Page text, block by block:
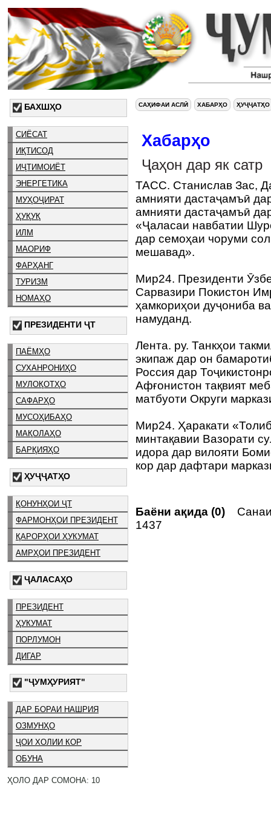
БАХШҲО
СИЁСАТ
ИҚТИСОД
ИҶТИМОИЁТ
ЭНЕРГЕТИКА
МУҲОҶИРАТ
ҲУҚУҚ
ИЛМ
МАОРИФ
ФАРҲАНГ
ТУРИЗМ
НОМАҲО
ПРЕЗИДЕНТИ ҶТ
ПАЁМҲО
СУХАНРОНИҲО
МУЛОҚОТҲО
САФАРҲО
МУСОҲИБАҲО
МАҚОЛАҲО
БАРҚИЯҲО
ҲУҶҶАТҲО
ҚОНУНҲОИ ҶТ
ФАРМОНҲОИ ПРЕЗИДЕНТ
ҚАРОРҲОИ ҲУКУМАТ
АМРҲОИ ПРЕЗИДЕНТ
ҶАЛАСАҲО
ПРЕЗИДЕНТ
ҲУКУМАТ
ПОРЛУМОН
ДИГАР
"ҶУМҲУРИЯТ"
ДАР БОРАИ НАШРИЯ
ОЗМУНҲО
ҶОИ ХОЛИИ КОР
ОБУНА
ҲОЛО ДАР СОМОНА: 10
САҲИФАИ АСЛӢ ХАБАРҲО ҲУҶҶАТҲО
Хабарҳо
Ҷаҳон дар як сатр
ТАСС. Станислав Зас,
амнияти дастаҷамъӣ
амнияти дастаҷамъӣ
«Ҷаласаи навбатии
дар семоҳаи чоруми
мешавад».
Мир24. Президенти
Сарвазири Покистон
ҳамкориҳои дуҷониба
намуданд.
Лента. ру. Танкҳои
экипаж дар он
Россия дар
Афғонистон тақвият
матбуоти Округи
Мир24. Ҳаракати
минтақавии Вазорати
идора дар вилояти
кор дар дафтари
Баёни ақида (0)
1437